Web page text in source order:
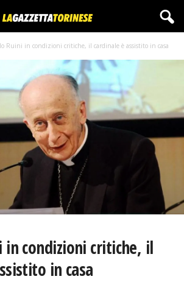
Ruini in condizioni critiche, il cardinale è assistito in casa
in condizioni critiche, il
in casa